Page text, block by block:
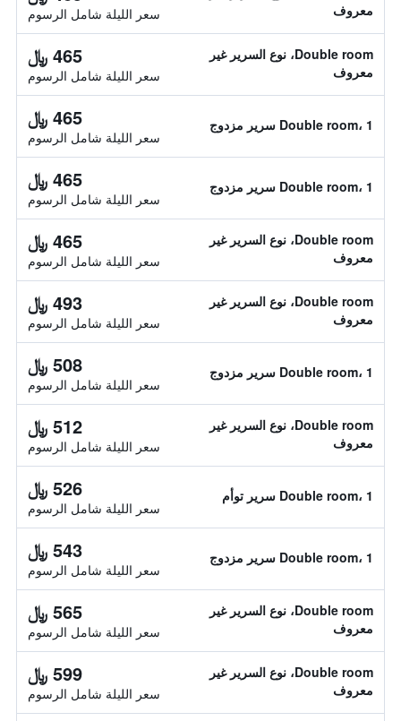
معروف
سعر الليلة شامل الرسوم
Double room، نوع السرير غير
معروف
465 ﷼
سعر الليلة شامل الرسوم
Double room، 1 سرير مزدوج 465 ﷼
سعر الليلة شامل الرسوم
Double room، 1 سرير مزدوج 465 ﷼
سعر الليلة شامل الرسوم
Double room، نوع السرير غير
معروف
465 ﷼
سعر الليلة شامل الرسوم
Double room، نوع السرير غير
معروف
493 ﷼
سعر الليلة شامل الرسوم
Double room، 1 سرير مزدوج 508 ﷼
سعر الليلة شامل الرسوم
Double room، نوع السرير غير
معروف
512 ﷼
سعر الليلة شامل الرسوم
Double room، 1 سرير توأم 526 ﷼
سعر الليلة شامل الرسوم
Double room، 1 سرير مزدوج 543 ﷼
سعر الليلة شامل الرسوم
Double room، نوع السرير غير
معروف
565 ﷼
سعر الليلة شامل الرسوم
Double room، نوع السرير غير
معروف
599 ﷼
سعر الليلة شامل الرسوم